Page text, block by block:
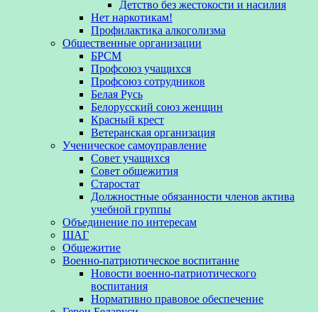
Детство без жестокости и насилия
Нет наркотикам!
Профилактика алкоголизма
Общественные организации
БРСМ
Профсоюз учащихся
Профсоюз сотрудников
Белая Русь
Белорусский союз женщин
Красный крест
Ветеранская организация
Ученическое самоуправление
Совет учащихся
Совет общежития
Старостат
Должностные обязанности членов актива
учебной группы
Объединение по интересам
ШАГ
Общежитие
Военно-патриотическое воспитание
Новости военно-патриотического
воспитания
Нормативно правовое обеспечение